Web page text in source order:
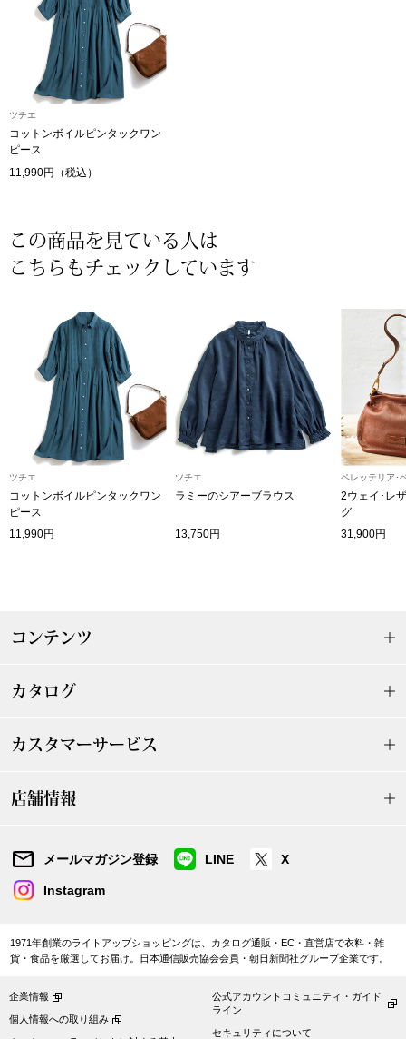
ーブルウェア
ズ
ルメールオマージュウオッチ
すべて見る
ア
マフラー／ス
スカーフ／ス
手袋
ベルト
おすすめブラ
ツチエ
コットンボイルピンタックワン
ピース
11,990円（税込）
この商品を見ている人は
こちらもチェックしています
ツチエ
コットンボイルピンタックワン
ピース
11,990円
ツチエ
ラミーのシアーブラウス
13,750円
ペレッテリア･
2ウェイ･レ
グ
31,900円
コンテンツ
カタログ
カスタマーサービス
店舗情報
メールマガジン登録 LINE X
Instagram
1971年創業のライトアップショッピングは、カタログ通販・EC・直営店で衣料・雑
貨・食品を厳選してお届け。日本通信販売協会会員・朝日新聞社グループ企業です。
企業情報
個人情報への取り組み
公式アカウントコミュニティ・ガイド
ライン
セキュリティについて